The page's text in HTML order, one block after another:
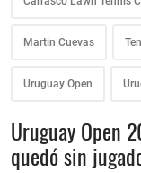
Martin Cuevas
Uruguay Open
Uruguay Open
quedó sin